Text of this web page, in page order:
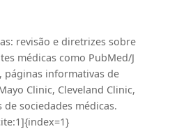
revisão e diretrizes sobre
médicas como PubMed/J
páginas informativas de
Clinic, Cleveland Clinic,
sociedades médicas.